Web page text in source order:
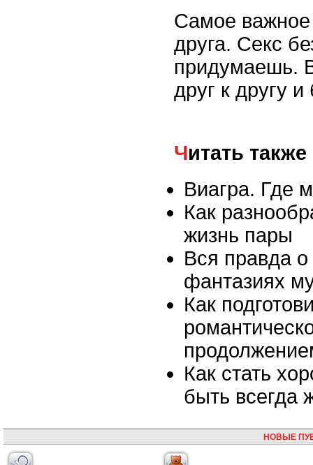
Самое важное
друга. Секс
придумаешь.
друг к другу
Читать также
Виагра. Где
Как
жизнь пары
Вся правда
фантазиях
Как
Как стать
быть всегда
НОВЫЕ